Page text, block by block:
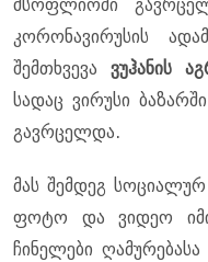
მსოფლიოში
კორონავირუსის
შემთხვევა ვუჰანის
სადაც ვირუსი
გავრცელდა.
მას შემდეგ
ფოტო და ვიდეო
ჩინელები